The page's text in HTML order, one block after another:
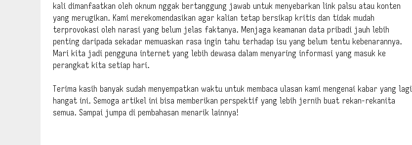
kali dimanfaatkan oleh oknum nggak bertanggung jawab untuk menyebarkan link palsu atau konten
yang merugikan. Kami merekomendasikan agar kalian tetap bersikap kritis dan tidak mudah
terprovokasi oleh narasi yang belum jelas faktanya. Menjaga keamanan data pribadi jauh lebih
penting daripada sekadar memuaskan rasa ingin tahu terhadap isu yang belum tentu kebenarannya.
Mari kita jadi pengguna internet yang lebih dewasa dalam menyaring informasi yang masuk ke
perangkat kita setiap hari.
Terima kasih banyak sudah menyempatkan waktu untuk membaca ulasan kami mengenai kabar yang lagi
hangat ini. Semoga artikel ini bisa memberikan perspektif yang lebih jernih buat rekan-rekanita
semua. Sampai jumpa di pembahasan menarik lainnya!